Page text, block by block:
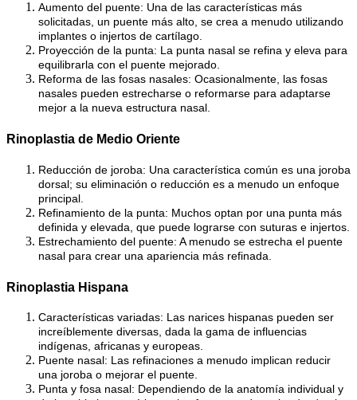
Aumento del puente: Una de las características más
solicitadas, un puente más alto, se crea a menudo utilizando
implantes o injertos de cartílago.
Proyección de la punta: La punta nasal se refina y eleva para
equilibrarla con el puente mejorado.
Reforma de las fosas nasales: Ocasionalmente, las fosas
nasales pueden estrecharse o reformarse para adaptarse
mejor a la nueva estructura nasal.
Rinoplastia de Medio Oriente
Reducción de joroba: Una característica común es una joroba
dorsal; su eliminación o reducción es a menudo un enfoque
principal.
Refinamiento de la punta: Muchos optan por una punta más
definida y elevada, que puede lograrse con suturas e injertos.
Estrechamiento del puente: A menudo se estrecha el puente
nasal para crear una apariencia más refinada.
Rinoplastia Hispana
Características variadas: Las narices hispanas pueden ser
increíblemente diversas, dada la gama de influencias
indígenas, africanas y europeas.
Puente nasal: Las refinaciones a menudo implican reducir
una joroba o mejorar el puente.
Punta y fosa nasal: Dependiendo de la anatomía individual y